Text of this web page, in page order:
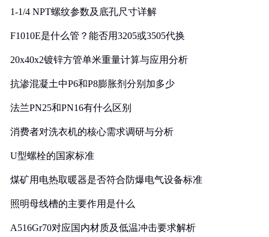
1-1/4 NPT螺纹参数及底孔尺寸详解
F1010E是什么管？能否用3205或3505代换
20x40x2镀锌方管单米重量计算与应用分析
抗渗混凝土中P6和P8膨胀剂分别加多少
法兰PN25和PN16有什么区别
消费者对洗衣机的核心需求调研与分析
U型螺栓的国家标准
煤矿用电热取暖器是否符合防爆电气设备标准
照明母线槽的主要作用是什么
A516Gr70对应国内材质及低温冲击要求解析